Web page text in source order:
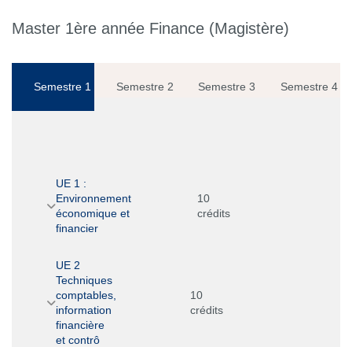
Master 1ère année Finance (Magistère)
Semestre 1 Semestre 2 Semestre 3 Semestre 4
UE 1 :
Environnement
économique et
financier
10
crédits
UE 2
Techniques
comptables,
information
financière
et contrô
10
crédits